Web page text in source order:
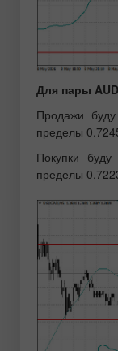
Для пары
Продажи
пределы
Покупки
пределы